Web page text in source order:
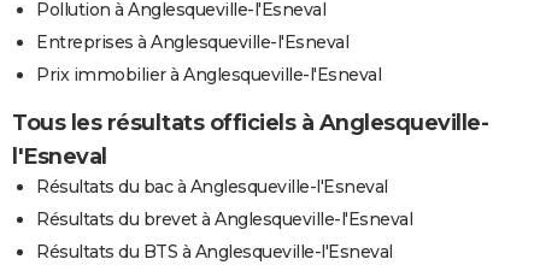
Pollution à Anglesqueville-l'Esneval
Entreprises à Anglesqueville-l'Esneval
Prix immobilier à Anglesqueville-l'Esneval
Tous les résultats officiels à Anglesqueville-
l'Esneval
Résultats du bac à Anglesqueville-l'Esneval
Résultats du brevet à Anglesqueville-l'Esneval
Résultats du BTS à Anglesqueville-l'Esneval